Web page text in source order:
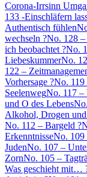
Corona-Irrsinn
133 -Einschläfern
Authentisch fühlen
wechseln ?No. 128 –
ich beobachtet ?No.
LiebeskummerNo.
122 –
Vorhersage ?No.
SeelenwegNo. 117 –
und O des Lebens
Alkohol, Drogen und
No. 112 – Bargeld ?
ErkenntnisseNo. 109
JudenNo. 107 –
ZornNo. 105 –
Was geschieht mit…